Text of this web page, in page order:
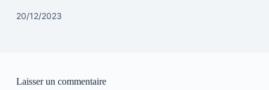
20/12/2023
Laisser un commentaire